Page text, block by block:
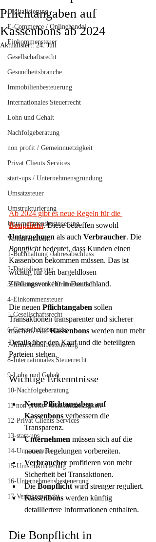
Digitalisierung
E-Commerce / Onlinehandel
Einkommensteuer
Gesellschaftsrecht
Gesundheitsbranche
Immobilienbesteuerung
Internationales Steuerrecht
Lohn und Gehalt
Nachfolgeberatung
non profit / Gemeinnuetzigkeit
Privat Clients Services
start-ups / Unternehmensgründung
Umsatzsteuer
Umstrukturierung
Unternehmensbesteuerung
Verfahrensrecht
1-Buchhaltung /Jahresabschluss
2-Digitslisierung
3-E-Commerce / Onlinehandel
4-Einkommensteuer
5-Gesellschaftsrecht
6-Gesundheitsbranche
7-Immobilienbesteuerung
8-Internationales Steuerrecht
9-Lohn und Gehalt
10-Nachfolgeberatung
11-non profit / Gemeinnuetzigkeit
12-Privat Clients Services
13-start ups
14-Umsatzsteuer
15-Umstrukturierung
16-Unternehmensbesteuerung
17-Verfahrensrecht
Pflichtangaben auf
Kassenbons ab 2024
Aktualisiert:24. Juli
Ab 2024 gibt es neue Regeln für die
Bonpflicht. Diese betreffen sowohl
Unternehmen als auch Verbraucher. Die
Bonpflicht bedeutet, dass Kunden einen
Kassenbon bekommen müssen. Das ist
wichtig für den bargeldlosen
Zahlungsverkehr in Deutschland.
Die neuen Pflichtangaben sollen
Transaktionen transparenter und sicherer
machen. Auf Kassenbons werden nun mehr
Details über den Kauf und die beteiligten
Parteien stehen.
Wichtige Erkenntnisse
Neue Pflichtangaben auf
Kassenbons verbessern die
Transparenz.
Unternehmen müssen sich auf die
neuen Regelungen vorbereiten.
Verbraucher profitieren von mehr
Sicherheit bei Transaktionen.
Die Bonpflicht wird strenger reguliert.
Kassenbons werden künftig
detailliertere Informationen enthalten.
Die Bonpflicht in